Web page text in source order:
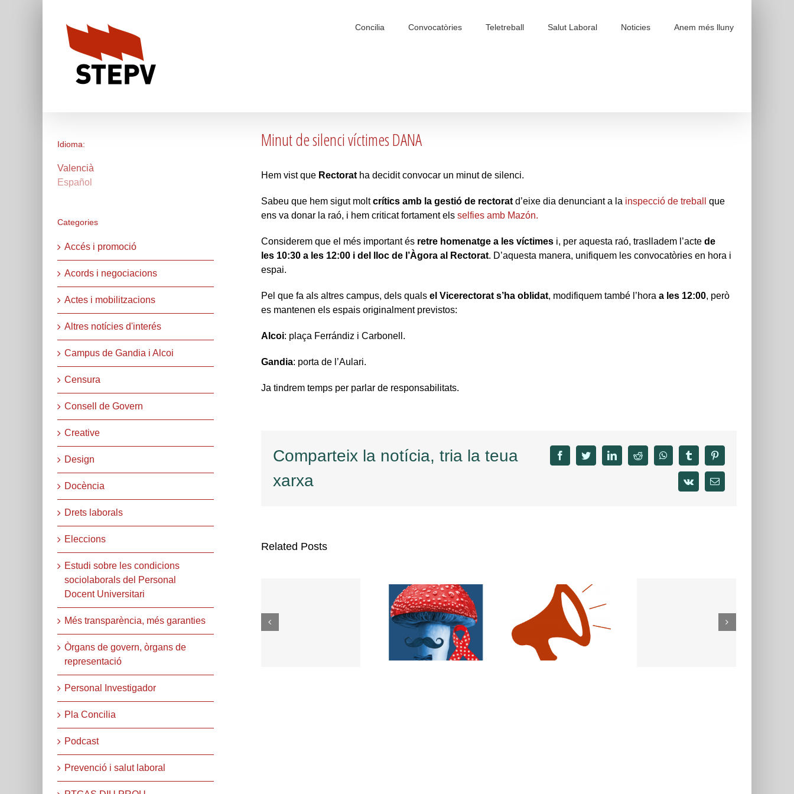
Concilia Convocatòries Teletreball Salut Laboral Noticies Anem més lluny
Minut de silenci víctimes DANA
Hem vist que Rectoratha decidit convocar un minut de silenci.
Sabeu que hem sigut moltcrítics amb la gestió de rectoratd’eixe dia denunciant a la inspecció de treball
que
ens va donar la raó, i hem criticat fortament els selfies amb Mazón.
Considerem que el més important és retre homenatge a les víctimesi, per aquesta raó, traslladem l’acte de
les 10:30 a les 12:00 i del lloc de l’Àgora al Rectorat. D’aquesta manera, unifiquem les convocatòries en hora i
espai.
Pel que fa als altres campus, dels quals el Vicerectorat s’ha oblidat, modifiquem també l’hora a les 12:00, però
es mantenen els espais originalment previstos:
Alcoi: plaça Ferrándiz i Carbonell.
Gandia: porta de l’Aulari.
Ja tindrem temps per parlar de responsabilitats.
Comparteix la notícia, tria la teua
xarxa
facebooktwitter linkedinreddit whatsapptumblrpinterest
vk Email
Related Posts
Idioma:
Valencià
Español
Categories
Accés i promoció
Acords i negociacions
Actes i mobilitzacions
Altres notícies d'interés
Campus de Gandia i Alcoi
Censura
Consell de Govern
Creative
Design
Docència
Drets laborals
Eleccions
Estudi sobre les condicions
sociolaborals del Personal
Docent Universitari
Més transparència, més garanties
Òrgans de govern, òrgans de
representació
Personal Investigador
Pla Concilia
Podcast
Prevenció i salut laboral